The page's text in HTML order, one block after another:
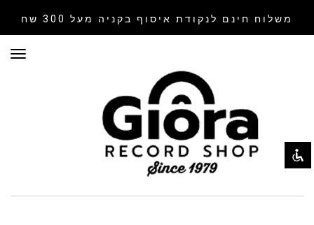
השבת את ההבזקים
סמן כותרות
צבע רקע
זום (הקטנה)
משלוח חינם לנקודת איסוף בקניה מעל 300 שח